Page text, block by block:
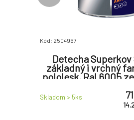
Kód: 2504967
Detecha Superkov
základný i vrchný
pololesk, Ral 6005
Skladom > 5ks